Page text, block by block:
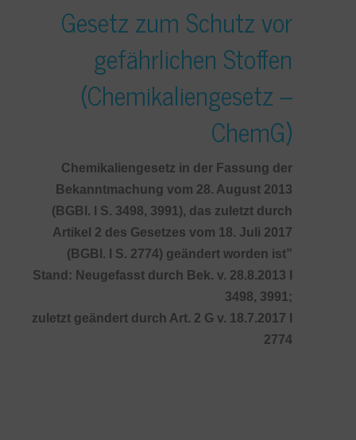
Gesetz zum Schutz vor
gefährlichen Stoffen
(Chemikaliengesetz –
ChemG)
Chemikaliengesetz in der Fassung der
Bekanntmachung vom 28. August 2013
(BGBl. I S. 3498, 3991), das zuletzt durch
Artikel 2 des Gesetzes vom 18. Juli 2017
(BGBl. I S. 2774) geändert worden ist”
Stand: Neugefasst durch Bek. v. 28.8.2013 I
3498, 3991;
zuletzt geändert durch Art. 2 G v. 18.7.2017 I
2774